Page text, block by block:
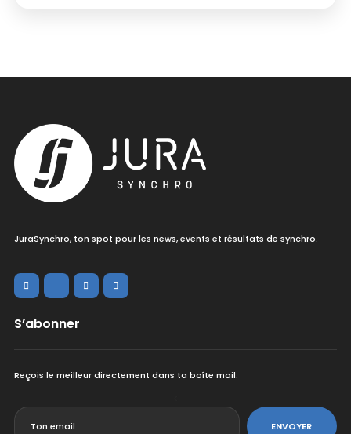
JuraSynchro, ton spot pour les news, events et résultats de synchro.
S’abonner
Reçois le meilleur directement dans ta boîte mail.
ENVOYER